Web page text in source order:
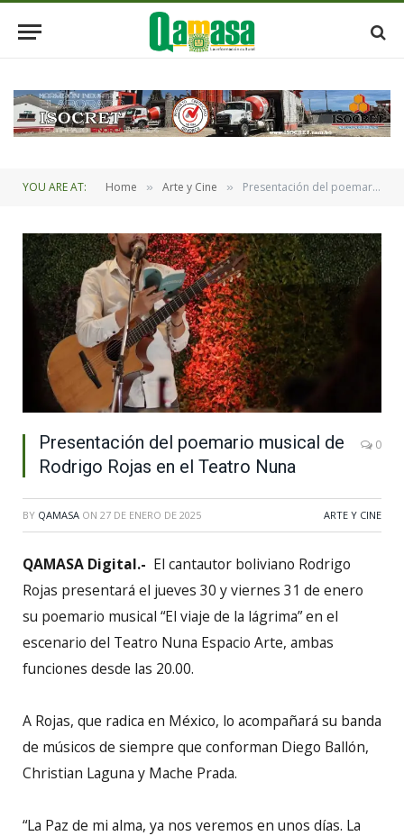
YOU ARE AT: Home » Arte y Cine » Presentación del poemario musical de Rodrigo Rojas en el Teatro Nuna
Presentación del poemario musical de
Rodrigo Rojas en el Teatro Nuna
0
BY QAMASA ON 27 DE ENERO DE 2025 ARTE Y CINE
QAMASA Digital.- El cantautor boliviano Rodrigo
Rojas presentará el jueves 30 y viernes 31 de enero
su poemario musical “El viaje de la lágrima” en el
escenario del Teatro Nuna Espacio Arte, ambas
funciones desde las 20.00.
A Rojas, que radica en México, lo acompañará su banda
de músicos de siempre que conforman Diego Ballón,
Christian Laguna y Mache Prada.
“La Paz de mi alma, ya nos veremos en unos días. La